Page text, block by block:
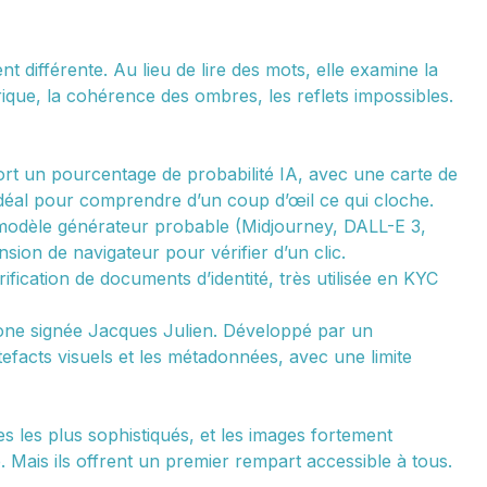
différente. Au lieu de lire des mots, elle examine la
la cohérence des ombres, les reflets impossibles.
un pourcentage de probabilité IA, avec une carte de
pour comprendre d’un coup d’œil ce qui cloche.
générateur probable (Midjourney, DALL-E 3,
de navigateur pour vérifier d’un clic.
de documents d’identité, très utilisée en KYC
signée Jacques Julien. Développé par un
visuels et les métadonnées, avec une limite
les plus sophistiqués, et les images fortement
ils offrent un premier rempart accessible à tous.